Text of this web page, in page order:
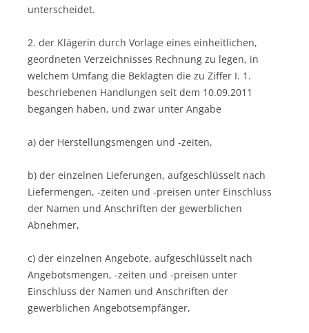
unterscheidet.
2. der Klägerin durch Vorlage eines einheitlichen,
geordneten Verzeichnisses Rechnung zu legen, in
welchem Umfang die Beklagten die zu Ziffer I. 1.
beschriebenen Handlungen seit dem 10.09.2011
begangen haben, und zwar unter Angabe
a) der Herstellungsmengen und -zeiten,
b) der einzelnen Lieferungen, aufgeschlüsselt nach
Liefermengen, -zeiten und -preisen unter Einschluss
der Namen und Anschriften der gewerblichen
Abnehmer,
c) der einzelnen Angebote, aufgeschlüsselt nach
Angebotsmengen, -zeiten und -preisen unter
Einschluss der Namen und Anschriften der
gewerblichen Angebotsempfänger,